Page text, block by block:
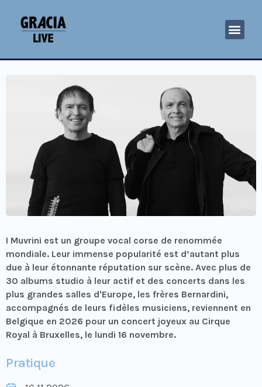
I Muvrini est un groupe vocal corse de renommée
mondiale. Leur immense popularité est d’autant plus
due à leur étonnante réputation sur scène. Avec plus de
30 albums studio à leur actif et des concerts dans les
plus grandes salles d'Europe, les frères Bernardini,
accompagnés de leurs fidèles musiciens, reviennent en
Belgique en 2026 pour un concert joyeux au Cirque
Royal à Bruxelles, le lundi 16 novembre.
Pratique